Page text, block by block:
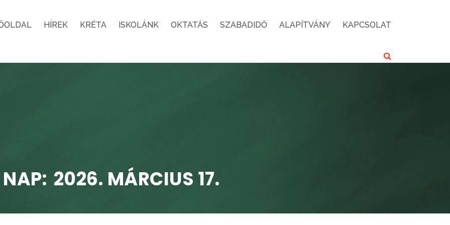
HÍREK KRÉTA ISKOLÁNK OKTATÁS SZABADIDŐ ALAPÍTVÁNY KAPCSOLAT
NAP: 2026. MÁRCIUS 17.